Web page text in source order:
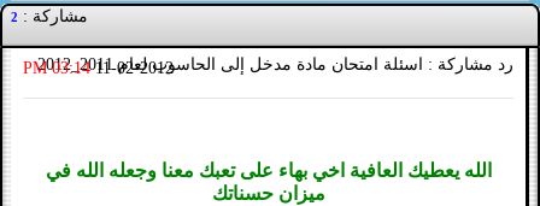
مشاركة : 2
رد مشاركة : اسئلة امتحان مادة مدخل إلى الحاسوب لعام 2011_2012
11-02-2012
03:14 PM
الله يعطيك العافية اخي بهاء على تعبك معنا وجعله الله في
ميزان حسناتك